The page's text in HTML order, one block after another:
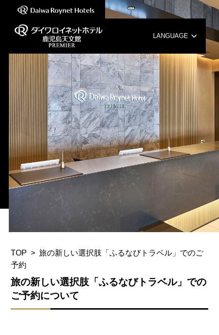
LANGUAGE
English
中文（簡体字）
中文（繁体字）
한국어
TOP
旅の新しい選択肢「ふるなびトラベル」でのご
予約
旅の新しい選択肢「ふるなびトラベル」での
ご予約について